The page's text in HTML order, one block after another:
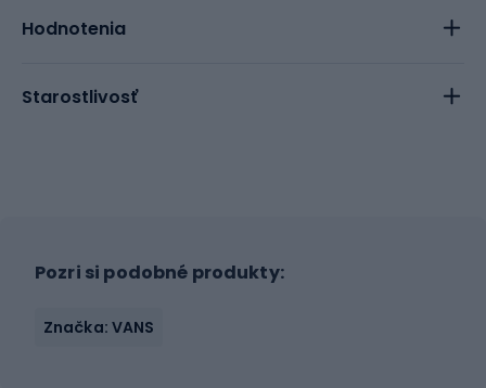
Hodnotenia
Starostlivosť
Pozri si podobné produkty:
Značka: VANS